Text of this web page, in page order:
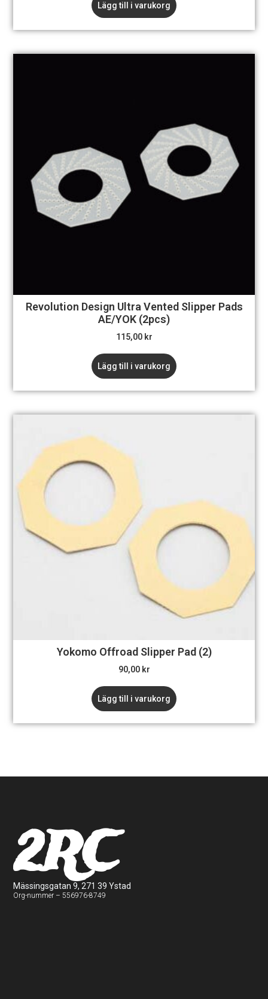
Lägg till i varukorg
Revolution Design Ultra Vented Slipper Pads
AE/YOK (2pcs)
115,00 kr
Lägg till i varukorg
Yokomo Offroad Slipper Pad (2)
90,00 kr
Lägg till i varukorg
2RC
Mässingsgatan 9, 271 39 Ystad
Org-nummer – 556976-8749